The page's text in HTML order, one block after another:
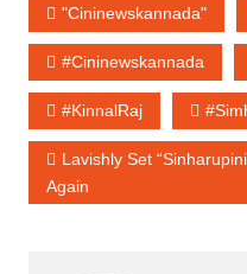
"cininewskannada"
#cininewskannada
#KinnalRaj
Lavishly Set
Again